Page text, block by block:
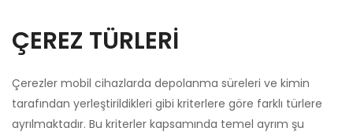
ÇEREZ TÜRLERİ
Çerezler mobil cihazlarda depolanma süreleri ve kimin
tarafından yerleştirildikleri gibi kriterlere göre farklı türlere
ayrılmaktadır. Bu kriterler kapsamında temel ayrım şu